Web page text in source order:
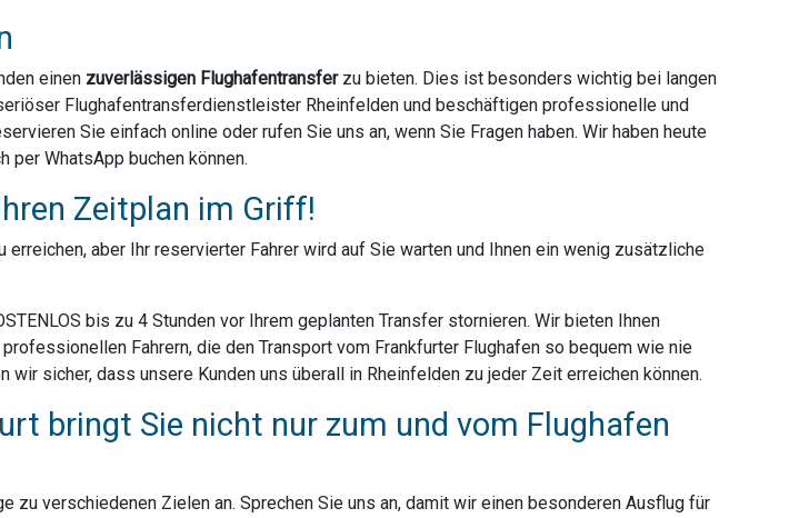
einen zuverlässigen Flughafentransferzu bieten. Dies ist besonders wichtig bei langen
Flughafentransferdienstleister Rheinfelden und beschäftigen professionelle und
Sie einfach online oder rufen Sie uns an, wenn Sie Fragen haben. Wir haben heute
per WhatsApp buchen können.
Zeitplan im Griff!
aber Ihr reservierter Fahrer wird auf Sie warten und Ihnen ein wenig zusätzliche
bis zu 4 Stunden vor Ihrem geplanten Transfer stornieren. Wir bieten Ihnen
Fahrern, die den Transport vom Frankfurter Flughafen so bequem wie nie
sicher, dass unsere Kunden uns überall in Rheinfelden zu jeder Zeit erreichen können.
bringt Sie nicht nur zum und vom Flughafen
zu verschiedenen Zielen an. Sprechen Sie uns an, damit wir einen besonderen Ausflug für